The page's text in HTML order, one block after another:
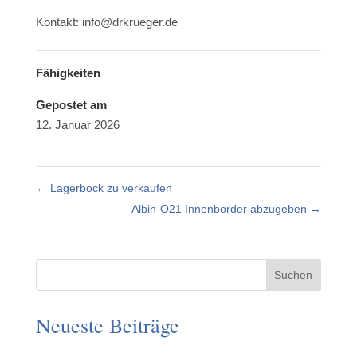
Kontakt: info@drkrueger.de
Fähigkeiten
Gepostet am
12. Januar 2026
← Lagerbock zu verkaufen
Albin-O21 Innenborder abzugeben →
Suchen
Neueste Beiträge